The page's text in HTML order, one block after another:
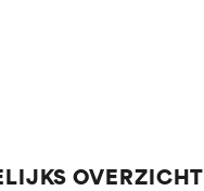
OVERZICHT